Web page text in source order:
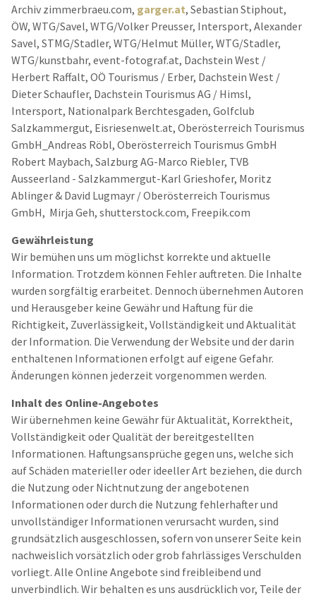
Archiv zimmerbraeu.com, garger.at, Sebastian Stiphout,
ÖW, WTG/Savel, WTG/Volker Preusser, Intersport, Alexander
Savel, STMG/Stadler, WTG/Helmut Müller, WTG/Stadler,
WTG/kunstbahr, event-fotograf.at, Dachstein West /
Herbert Raffalt, OÖ Tourismus / Erber, Dachstein West /
Dieter Schaufler, Dachstein Tourismus AG / Himsl,
Intersport, Nationalpark Berchtesgaden, Golfclub
Salzkammergut, Eisriesenwelt.at, Oberösterreich Tourismus
GmbH_Andreas Röbl, Oberösterreich Tourismus GmbH
Robert Maybach, Salzburg AG-Marco Riebler, TVB
Ausseerland - Salzkammergut-Karl Grieshofer, Moritz
Ablinger & David Lugmayr / Oberösterreich Tourismus
GmbH, Mirja Geh, shutterstock.com, Freepik.com
Gewährleistung
Wir bemühen uns um möglichst korrekte und aktuelle
Information. Trotzdem können Fehler auftreten. Die Inhalte
wurden sorgfältig erarbeitet. Dennoch übernehmen Autoren
und Herausgeber keine Gewähr und Haftung für die
Richtigkeit, Zuverlässigkeit, Vollständigkeit und Aktualität
der Information. Die Verwendung der Website und der darin
enthaltenen Informationen erfolgt auf eigene Gefahr.
Änderungen können jederzeit vorgenommen werden.
Inhalt des Online-Angebotes
Wir übernehmen keine Gewähr für Aktualität, Korrektheit,
Vollständigkeit oder Qualität der bereitgestellten
Informationen. Haftungsansprüche gegen uns, welche sich
auf Schäden materieller oder ideeller Art beziehen, die durch
die Nutzung oder Nichtnutzung der angebotenen
Informationen oder durch die Nutzung fehlerhafter und
unvollständiger Informationen verursacht wurden, sind
grundsätzlich ausgeschlossen, sofern von unserer Seite kein
nachweislich vorsätzlich oder grob fahrlässiges Verschulden
vorliegt. Alle Online Angebote sind freibleibend und
unverbindlich. Wir behalten es uns ausdrücklich vor, Teile der